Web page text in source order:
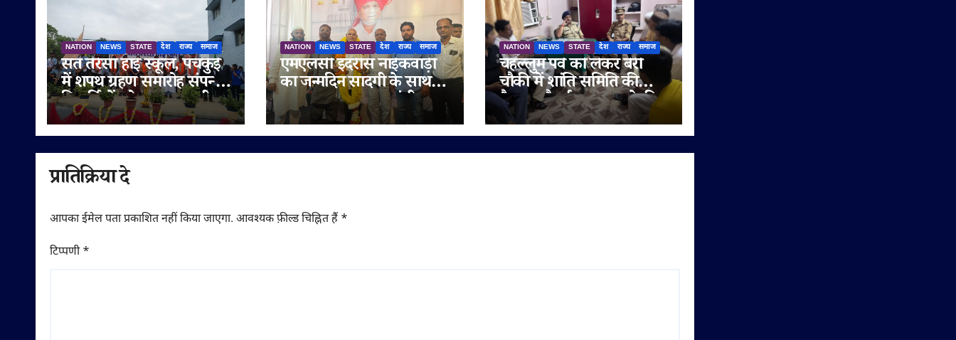
NATION NEWS STATE देश राज्य समाज
संत तेरेसा हाई स्कूल, पंचकुई
में शपथ ग्रहण समारोह संपन्न,
विद्यार्थियों को नशामुक्त जीवन
का दिया संदेश
NATION NEWS STATE देश राज्य समाज
एमएलसी इदरीस नाईकवाड़ी
का जन्मदिन सादगी के साथ
मनाया गया, उपमुख्यमंत्री
सुनेत्रा अजित पवार समेत कई
गणमान्य लोगों ने दी
शुभकामनाएं
NATION NEWS STATE देश राज्य समाज
चेहल्लुम पर्व को लेकर बेरी
चौकी में शांति समिति की
बैठक, सौहार्द बनाए रखने की
अपील
प्रातिक्रिया दे
आपका ईमेल पता प्रकाशित नहीं किया जाएगा. आवश्यक फ़ील्ड चिह्नित हैं *
टिप्पणी*